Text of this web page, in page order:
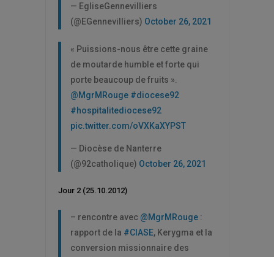
— EgliseGennevilliers
(@EGennevilliers) October 26, 2021
« Puissions-nous être cette graine
de moutarde humble et forte qui
porte beaucoup de fruits ».
@MgrMRouge #diocese92
#hospitalitediocese92
pic.twitter.com/oVXKaXYPST
— Diocèse de Nanterre
(@92catholique) October 26, 2021
Jour 2 (25.10.2012)
– rencontre avec @MgrMRouge:
rapport de la #CIASE, Kerygma et la
conversion missionnaire des